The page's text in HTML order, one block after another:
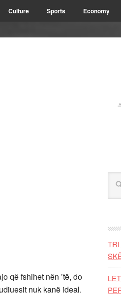
Culture Sports Economy
që fshihet nën ’të, do
nuk kanë ideal.